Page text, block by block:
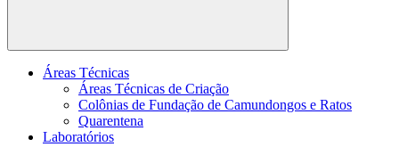
Buscar
Áreas Técnicas
Áreas Técnicas de Criação
Colônias de Fundação de Camundongos e Ratos
Quarentena
Laboratórios